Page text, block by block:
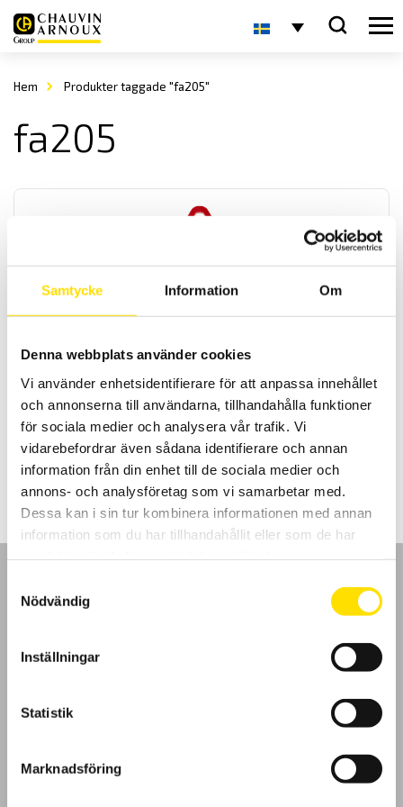
Samtycke Information Om
Denna webbplats använder cookies
Vi använder enhetsidentifierare för att anpassa innehållet
och annonserna till användarna, tillhandahålla funktioner
för sociala medier och analysera vår trafik. Vi
vidarebefordrar även sådana identifierare och annan
information från din enhet till de sociala medier och
annons- och analysföretag som vi samarbetar med.
Dessa kan i sin tur kombinera informationen med annan
information som du har tillhandahållit eller som de har
Nödvändig
Inställningar
Statistik
Marknadsföring
Hem Produkter taggade "fa205"
fa205
Vac/1700 Vdc och effektmätning
funktioner som spänningsmätning upp till 1200 Vac och 1700 vdc.
Samt med kontinuitets- och startströmsmätning och effektmätning.
Modellerna F406 och F606 kan även mäta THD.
5,690.00kr–8,025.00krPrisintervall:
5,690.00 kr
till
8,025.00 kr
LÄS MER